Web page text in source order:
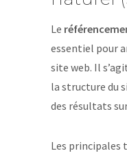
Le
essentiel pour
site web. Il
la structure du
des résultats
Les principales